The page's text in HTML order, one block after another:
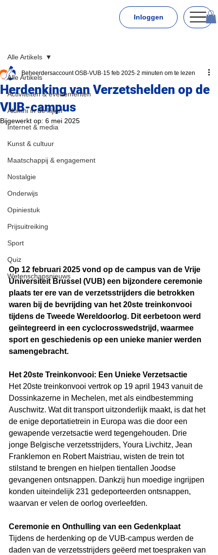
Inloggen
Alle Artikels
Activiteiten & evenementen
Alumni in de kijker
Internet & media
Kunst & cultuur
Maatschappij & engagement
Nostalgie
Onderwijs
Opiniestuk
Prijsuitreiking
Sport
Quiz
Wetenschapsnieuws
Alle Artikels
Herdenking van Verzetshelden op de
VUB-campus
Beheerdersaccount OSB-VUB 15 feb 2025 2 minuten om te lezen
Bijgewerkt op: 6 mei 2025
Op 12 februari 2025 vond op de campus van de Vrije
Universiteit Brussel (VUB) een bijzondere ceremonie
plaats ter ere van de verzetsstrijders die betrokken
waren bij de bevrijding van het 20ste treinkonvooi
tijdens de Tweede Wereldoorlog. Dit eerbetoon werd
geïntegreerd in een cyclocrosswedstrijd, waarmee
sport en geschiedenis op een unieke manier werden
samengebracht.
Het 20ste Treinkonvooi: Een Unieke Verzetsactie
Het 20ste treinkonvooi vertrok op 19 april 1943 vanuit de
Dossinkazerne in Mechelen, met als eindbestemming
Auschwitz. Wat dit transport uitzonderlijk maakt, is dat het
de enige deportatietrein in Europa was die door een
gewapende verzetsactie werd tegengehouden. Drie
jonge Belgische verzetsstrijders, Youra Livchitz, Jean
Franklemon en Robert Maistriau, wisten de trein tot
stilstand te brengen en hielpen tientallen Joodse
gevangenen ontsnappen. Dankzij hun moedige ingrijpen
konden uiteindelijk 231 gedeporteerden ontsnappen,
waarvan er velen de oorlog overleefden.
Ceremonie en Onthulling van een Gedenkplaat
Tijdens de herdenking op de VUB-campus werden de
daden van de verzetsstrijders geëerd met toespraken van